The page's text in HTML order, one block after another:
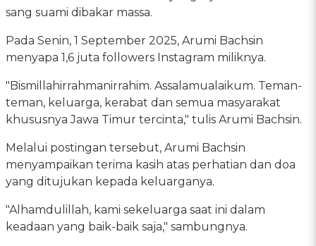
sang suami dibakar massa.
Pada Senin, 1 September 2025, Arumi Bachsin
menyapa 1,6 juta followers Instagram miliknya.
"Bismillahirrahmanirrahim. Assalamualaikum. Teman-
teman, keluarga, kerabat dan semua masyarakat
khususnya Jawa Timur tercinta," tulis Arumi Bachsin.
Melalui postingan tersebut, Arumi Bachsin
menyampaikan terima kasih atas perhatian dan doa
yang ditujukan kepada keluarganya.
"Alhamdulillah, kami sekeluarga saat ini dalam
keadaan yang baik-baik saja," sambungnya.